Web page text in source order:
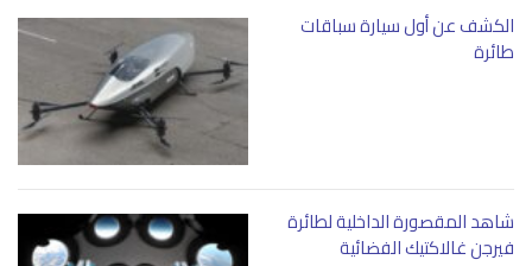
الكشف عن أول سيارة سباقات
طائرة
شاهد المقصورة الداخلية لطائرة
فيرجن غالاكتيك الفضائية